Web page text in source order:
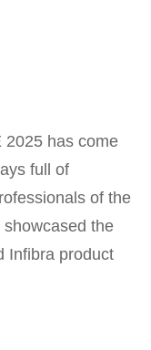
2025 has come
full of
of the
the
Infibra product